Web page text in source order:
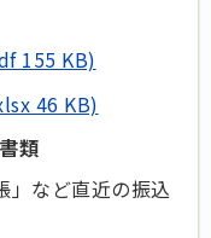
155 KB)
46 KB)
類
」など直近の振込